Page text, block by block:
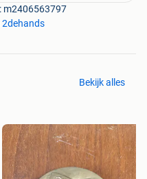
m2406563797
2dehands
Bekijk alles